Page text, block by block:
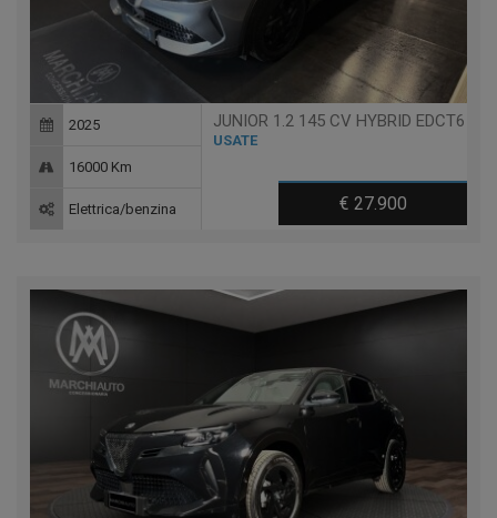
JUNIOR 1.2 145 CV HYBRID EDCT6
USATE
€ 27.900
2025
16000 Km
Elettrica/benzina